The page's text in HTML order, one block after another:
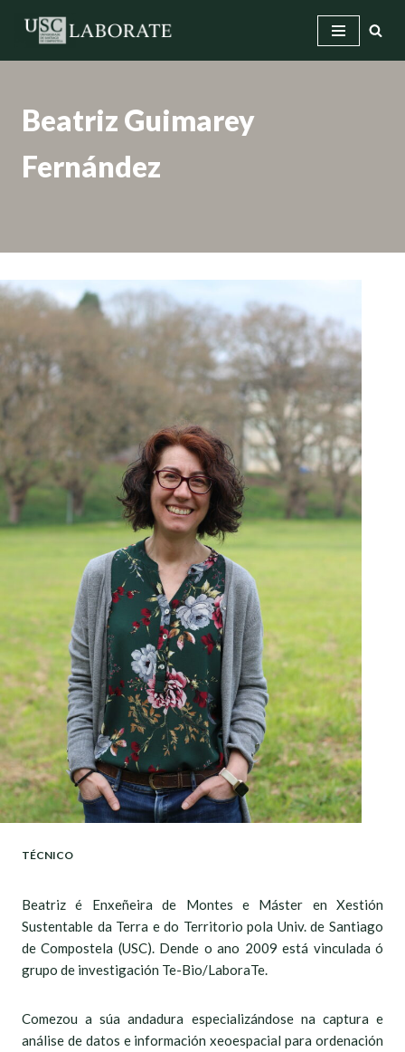
Saltar
Beatriz Guimarey
Fernández
TÉCNICO
Beatriz é Enxeñeira de Montes e Máster en Xestión
Sustentable da Terra e do Territorio pola Univ. de Santiago
de Compostela (USC). Dende o ano 2009 está vinculada ó
grupo de investigación Te-Bio/LaboraTe.
Comezou a súa andadura especializándose na captura e
análise de datos e información xeoespacial para ordenación